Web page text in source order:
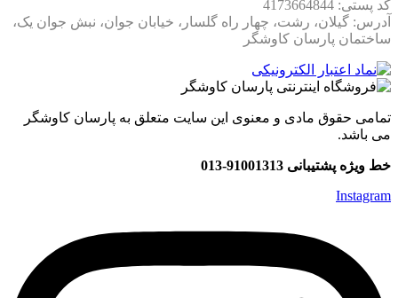
کد پستی: 4173664844
آدرس: گیلان، رشت، چهار راه گلسار، خیابان جوان، نبش جوان یک،
ساختمان پارسان کاوشگر
تمامی حقوق مادی و معنوی این سایت متعلق به پارسان کاوشگر
می باشد.
خط ویژه پشتیبانی 91001313-013
Instagram